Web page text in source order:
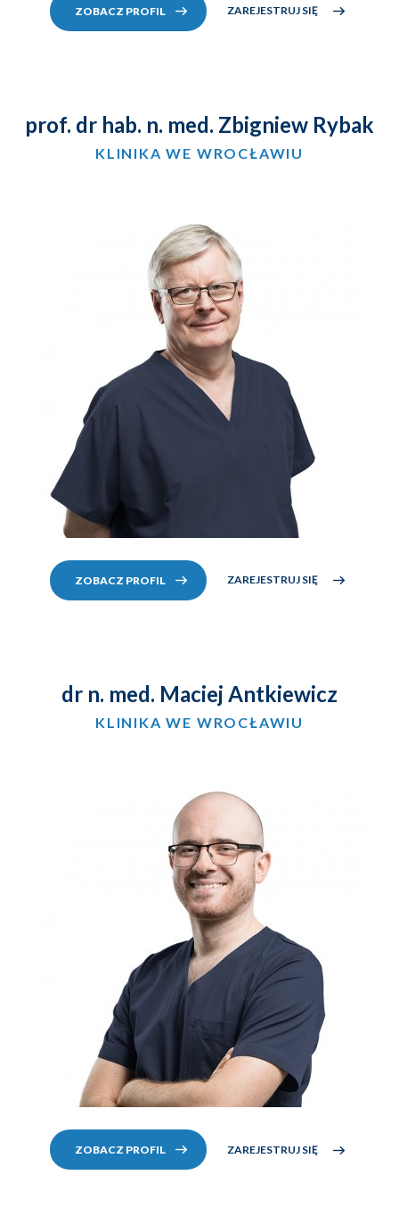
ZOBACZ PROFIL ZAREJESTRUJ SIĘ
prof. dr hab. n. med. Zbigniew Rybak
KLINIKA WE WROCŁAWIU
ZOBACZ PROFIL ZAREJESTRUJ SIĘ
dr n. med. Maciej Antkiewicz
KLINIKA WE WROCŁAWIU
ZOBACZ PROFIL ZAREJESTRUJ SIĘ